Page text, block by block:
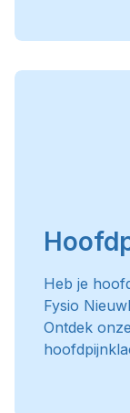
Heb je
Fysio
Ontdek